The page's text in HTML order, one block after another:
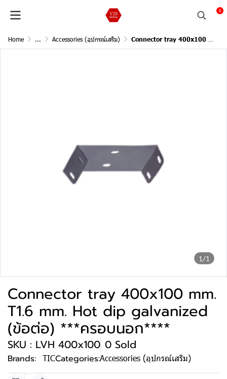
0
Home ... Accessories (อุปกรณ์เสริม) Connector tray 400x100 mm. T1.6 mm. Hot dip galvanized (ข้อต่อ) ***ครอบนอก****
1/1
Connector tray 400x100 mm.
T1.6 mm. Hot dip galvanized
(ข้อต่อ) ***ครอบนอก****
SKU : LVH 400x100 0 Sold
Brands: TICCategories:Accessories (อุปกรณ์เสริม)